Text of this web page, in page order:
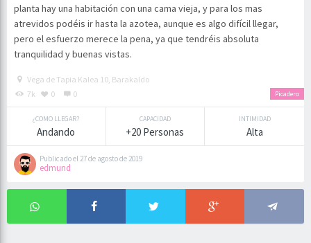
planta hay una habitación con una cama vieja, y para los mas
atrevidos podéis ir hasta la azotea, aunque es algo difícil llegar,
pero el esfuerzo merece la pena, ya que tendréis absoluta
tranquilidad y buenas vistas.
Picadero
Vega de Tapia Kalea 10, Barakaldo
7k
0 0
¿COMO LLEGAR?
Andando
CAPACIDAD
+20 Personas
INTIMIDAD
Alta
Publicado el 27 de agosto de 2019
edmund